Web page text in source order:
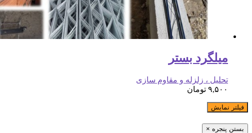
میلگرد بستر
تحلیل ، زلزله و مقاوم سازی
۹,۵۰۰ تومان
فیلتر نمایش
بستن پنجره ×